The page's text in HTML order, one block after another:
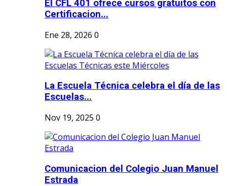
El CFL 401 ofrece cursos gratuitos con
Certificacion...
Ene 28, 2026 0
La Escuela Técnica celebra el día de las
Escuelas...
Nov 19, 2025 0
Comunicacion del Colegio Juan Manuel
Estrada